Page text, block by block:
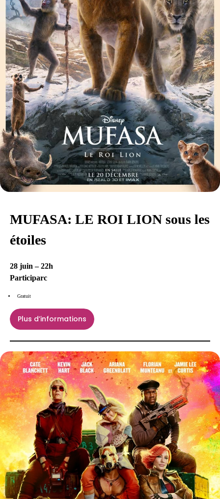
MUFASA: LE ROI LION sous les
étoiles
28 juin – 22h
Participarc
Gratuit
Plus d’informations